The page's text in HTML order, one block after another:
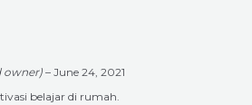
owner)– June 24, 2021
belajar di rumah.